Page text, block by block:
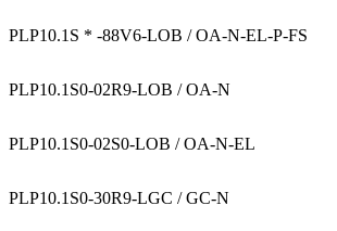
PLP10.1S * -88V6-LOB / OA-N-EL-P-FS
PLP10.1S0-02R9-LOB / OA-N
PLP10.1S0-02S0-LOB / OA-N-EL
PLP10.1S0-30R9-LGC / GC-N